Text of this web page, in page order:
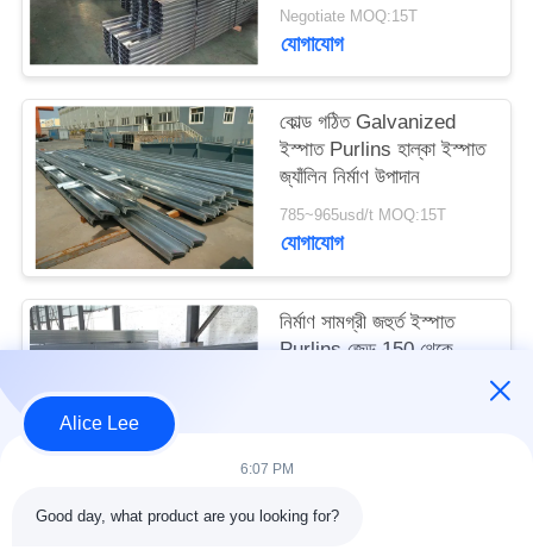
মামলা
সাইট
ম্যাপ
গোপনীয়তা
নীতি
Negotiate MOQ:15T
যোগাযোগ
কোল্ড গঠিত Galvanized
ইস্পাত Purlins হাল্কা ইস্পাত
জ্যাঁলিন নির্মাণ উপাদান
785~965usd/t MOQ:15T
যোগাযোগ
নির্মাণ সামগ্রী জহুর্ত ইস্পাত
Purlins জেড 150 থেকে
Alice Lee
6:07 PM
Good day, what product are you looking for?